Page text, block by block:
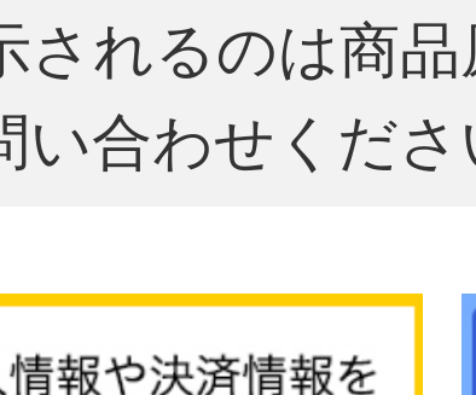
されるのは商
い合わせくださ